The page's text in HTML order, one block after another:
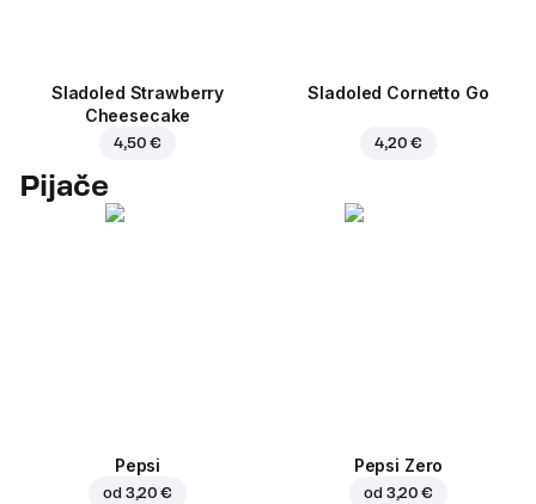
Sladoled Strawberry
Cheesecake
4,50 €
Sladoled Cornetto Go
4,20 €
Pijače
Pepsi
od 3,20 €
Pepsi Zero
od 3,20 €